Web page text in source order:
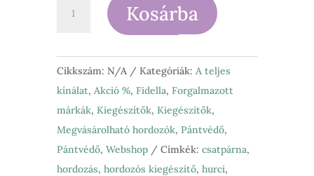
Pántvédő
mennyiség
Kosárba
Cikkszám: N/A Kategóriák: A teljes
kínálat, Akció %, Fidella, Forgalmazott
márkák, Kiegészítők, Kiegészítők,
Megvásárolható hordozók, Pántvédő,
Pántvédő, Webshop Címkék: csatpárna,
hordozás, hordozós kiegészítő, hurci,